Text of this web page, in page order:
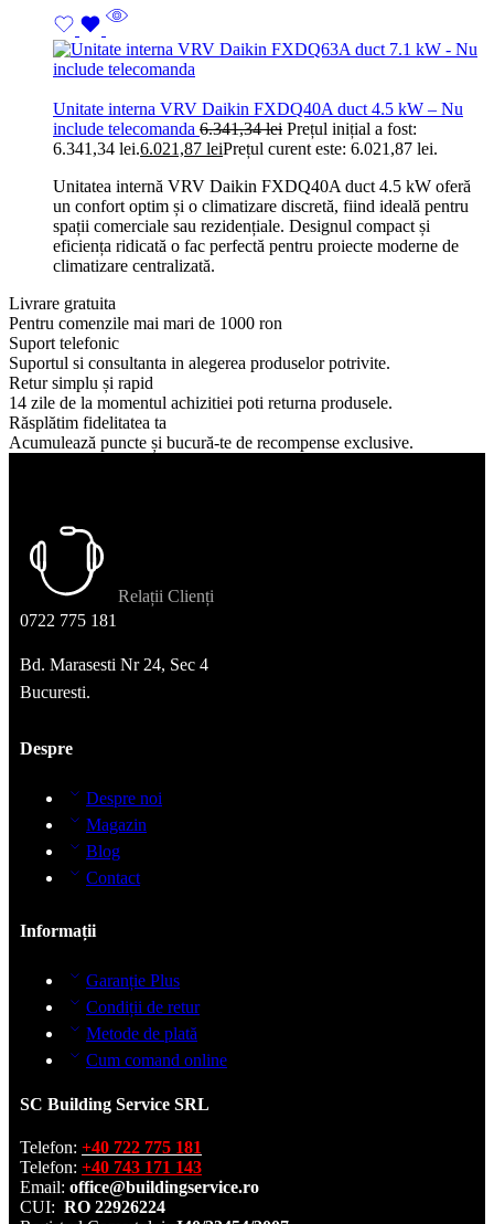
Unitate interna VRV Daikin FXDQ40A duct 4.5 kW – Nu
include telecomanda 6.341,34lei Prețul inițial a fost:
6.341,34 lei.6.021,87 leiPrețul curent este: 6.021,87 lei.
Unitatea internă VRV Daikin FXDQ40A duct 4.5 kW oferă
un confort optim și o climatizare discretă, fiind ideală pentru
spații comerciale sau rezidențiale. Designul compact și
eficiența ridicată o fac perfectă pentru proiecte moderne de
climatizare centralizată.
Livrare gratuita
Pentru comenzile mai mari de 1000 ron
Suport telefonic
Suportul si consultanta in alegerea produselor potrivite.
Retur simplu și rapid
14 zile de la momentul achizitiei poti returna produsele.
Răsplătim fidelitatea ta
Acumulează puncte și bucură-te de recompense exclusive.
Relații Clienți
0722 775 181
Bd. Marasesti Nr 24, Sec 4
Bucuresti.
Despre
Despre noi
Magazin
Blog
Contact
Informații
Garanție Plus
Condiții de retur
Metode de plată
Cum comand online
SC Building Service SRL
Telefon: +40 722 775 181
Telefon: +40 743 171 143
Email: office@buildingservice.ro
CUI: RO 22926224